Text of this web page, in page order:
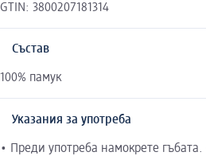
GTIN: 3800207181314
Състав
100% памук
Указания за употреба
• Преди употреба намокрете